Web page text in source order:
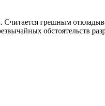
грешным
обстоятельств